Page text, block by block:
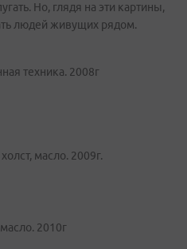
Но, глядя на эти картины,
людей живущих рядом.
техника. 2008г
масло. 2009г.
2010г